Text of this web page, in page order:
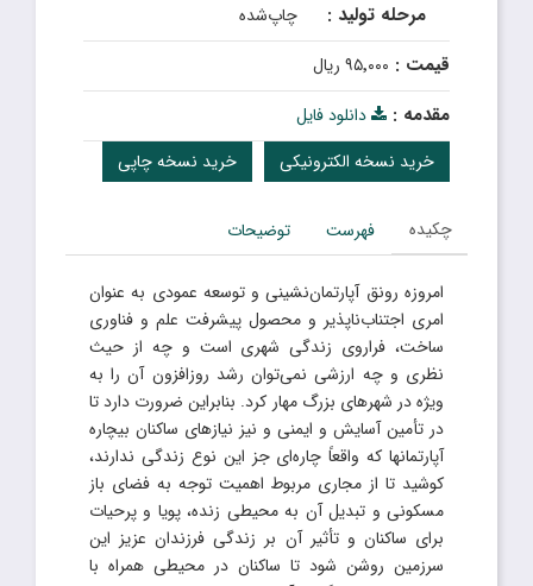
مرحله تولید : چاپ‌شده
قیمت : ۹۵٬۰۰۰ ریال
مقدمه :
دانلود فایل
خرید نسخه چاپی
خرید نسخه الکترونیکی
چکیده فهرست توضیحات
امروزه رونق آپارتمان‌نشینی و توسعه عمودی به عنوان
امری اجتناب‌ناپذیر و محصول پیشرفت علم و فناوری
ساخت، فراروی زندگی شهری است و چه از حیث
نظری و چه ارزشی نمی‌توان رشد روزافزون آن را به
ویژه در شهرهای بزرگ مهار کرد. بنابراین ضرورت دارد تا
در تأمین آسایش و ایمنی و نیز نیازهای ساکنان بیچاره
آپارتمانها که واقعاً چاره‌ای جز این نوع زندگی ندارند،
کوشید تا از مجاری مربوط اهمیت توجه به فضای باز
مسکونی و تبدیل آن به محیطی زنده، پویا و پرحیات
برای ساکنان و تأثیر آن بر زندگی فرزندان عزیز این
سرزمین روشن شود تا ساکنان در محیطی همراه با